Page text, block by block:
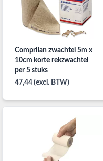
Comprilan zwachtel 5m x
10cm korte rekzwachtel
per 5 stuks
47,44 (excl. BTW)